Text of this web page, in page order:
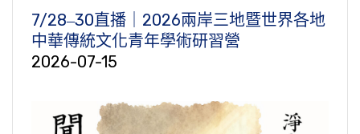
7/28‒30直播｜2026兩岸三地暨世界各地
中華傳統文化青年學術研習營
2026-07-15